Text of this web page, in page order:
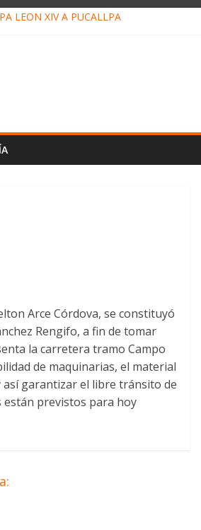
LEÓN XIV A PUCALLPA
Arce Córdova, se constituyó
Rengifo, a fin de tomar
la carretera tramo Campo
de maquinarias, el material
garantizar el libre tránsito de
previstos para hoy